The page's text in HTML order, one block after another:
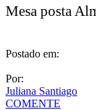
Mesa posta
Postado em:
Por:
Juliana Santiago
COMENTE